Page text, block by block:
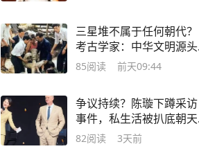
三星堆不属于任何朝代？
考古学家：中华文明源头
难道真的要改写？
85阅读 前天09:44
争议持续？陈璇下蹲采访
事件，私生活被扒底朝天
，走了上海涛路子
82阅读 3天前